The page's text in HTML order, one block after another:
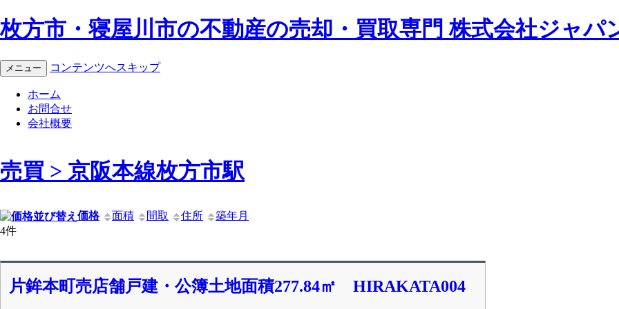
枚方市・寝屋川市の不動産の売却・買取専門 株式会社ジャパ
メニュー コンテンツへスキップ
ホーム
お問合せ
会社概要
売買 > 京阪本線枚方市駅
価格 面積 間取 住所
築年月
4件
片鉾本町売店舗戸建・公簿土地面積277.84㎡ HIRAKATA004